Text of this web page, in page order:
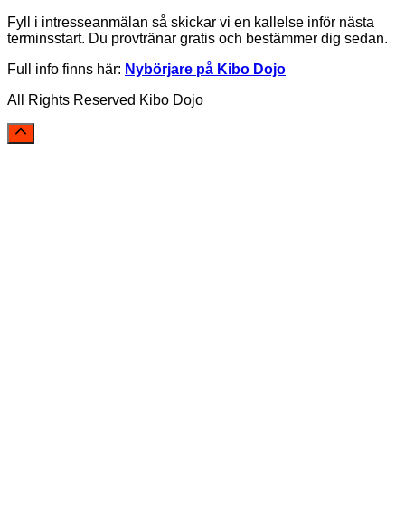
Fyll i intresseanmälan så skickar vi en kallelse inför nästa
terminsstart. Du provtränar gratis och bestämmer dig sedan.
Full info finns här: Nybörjare på Kibo Dojo
All Rights Reserved Kibo Dojo